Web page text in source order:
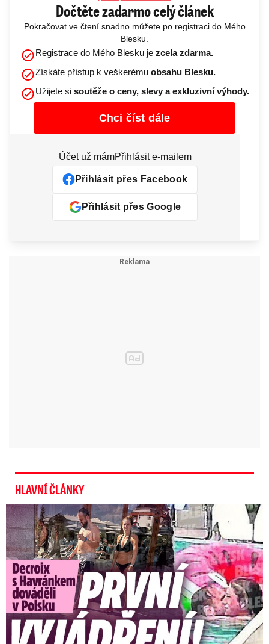
Dočtěte zadarmo celý článek
Pokračovat ve čtení snadno můžete po registraci do Mého
Blesku.
Registrace do Mého Blesku je zcela zdarma.
Získáte přístup k veškerému obsahu Blesku.
Užijete si soutěže o ceny, slevy a exkluzivní výhody.
Chci číst dále
Účet už mámPřihlásit e-mailem
Přihlásit přes Facebook
Přihlásit přes Google
HLAVNÍ ČLÁNKY
Exministryně s Havránkem dováděli v Polsku: První slova!